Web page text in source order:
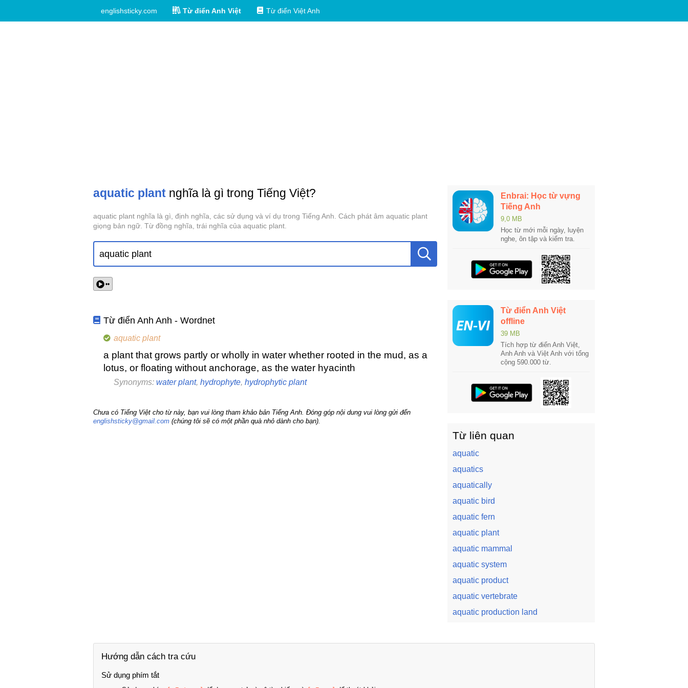
englishsticky.com Từ điển Anh Việt Từ điển Việt Anh
aquatic plant nghĩa là gì trong Tiếng Việt?
aquatic plant nghĩa là gì, định nghĩa, các sử dụng và ví dụ trong Tiếng Anh. Cách phát âm aquatic plant
giọng bản ngữ. Từ đồng nghĩa, trái nghĩa của aquatic plant.
••
Từ điển Anh Anh - Wordnet
aquatic plant
a plant that grows partly or wholly in water whether rooted in the mud, as a
lotus, or floating without anchorage, as the water hyacinth
Synonyms: water plant, hydrophyte, hydrophytic plant
Chưa có Tiếng Việt cho từ này, bạn vui lòng tham khảo bản Tiếng Anh. Đóng góp nội dung vui lòng gửi đến
englishsticky@gmail.com (chúng tôi sẽ có một phần quà nhỏ dành cho bạn).
Enbrai: Học từ vựng
Tiếng Anh
9,0 MB
Học từ mới mỗi ngày, luyện
nghe, ôn tập và kiểm tra.
Từ điển Anh Việt
offline
39 MB
Tích hợp từ điển Anh Việt,
Anh Anh và Việt Anh với tổng
cộng 590.000 từ.
Từ liên quan
aquatic
aquatics
aquatically
aquatic bird
aquatic fern
aquatic plant
aquatic mammal
aquatic system
aquatic product
aquatic vertebrate
aquatic production land
Hướng dẫn cách tra cứu
Sử dụng phím tắt